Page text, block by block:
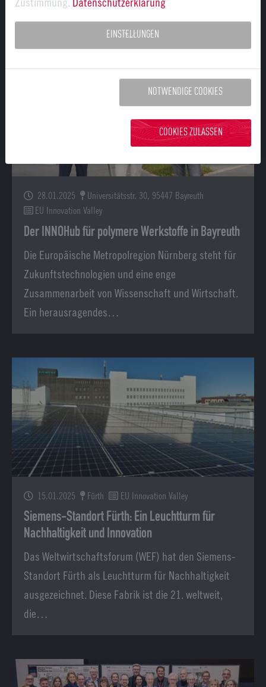
für Mittelfranken, wie Unternehmen,…
28.01.2025
Universitätsstr. 30, 95447 Bayreuth
EU Innovation Valley
Der INNOHub für polymere Werkstoffe in Bayreuth
Die Europäische Metropolregion Nürnberg steht für
Zukunftstechnologien und eine enge
Zusammenarbeit von Wissenschaft und Wirtschaft.
Ein herausragendes…
15.01.2025 Fürth EU Innovation Valley
Siemens-Standort Fürth: Ein Leuchtturm für
Nachhaltigkeit und Innovation
Das Weltwirtschaftsforum (WEF) hat den Siemens-
Standort Fürth als Leuchtturm für Nachhaltigkeit
ausgezeichnet. Diese Fabrik ist die 21. weltweit,
die…
EINSTELLUNGEN
NOTWENDIGE COOKIES
COOKIES ZULASSEN